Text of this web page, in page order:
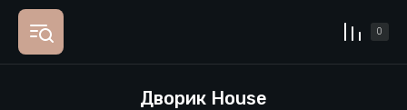
0
Дворик House